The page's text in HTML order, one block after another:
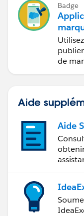
Badge
de
Aide
Aide